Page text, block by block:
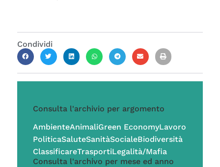
Condividi
Consulta l'archivio per argomento
AmbienteAnimaliGreen EconomyLavoro
PoliticaSaluteSanitàSocialeBiodiversità
ClassificareTrasportiLegalità/Mafia
Consulta l'archivo per mese ed anno